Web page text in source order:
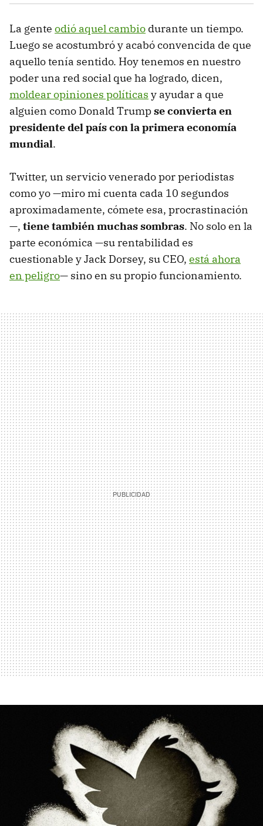
La gente odió aquel cambio durante un tiempo.
Luego se acostumbró y acabó convencida de que
aquello tenía sentido. Hoy tenemos en nuestro
poder una red social que ha logrado, dicen,
moldear opiniones políticas y ayudar a que
alguien como Donald Trumpse convierta en
presidente del país con la primera economía
mundial.
Twitter, un servicio venerado por periodistas
como yo —miro mi cuenta cada 10 segundos
aproximadamente, cómete esa, procrastinación
—, tiene también muchas sombras. No solo en la
parte económica —su rentabilidad es
cuestionable y Jack Dorsey, su CEO, está ahora
en peligro— sino en su propio funcionamiento.